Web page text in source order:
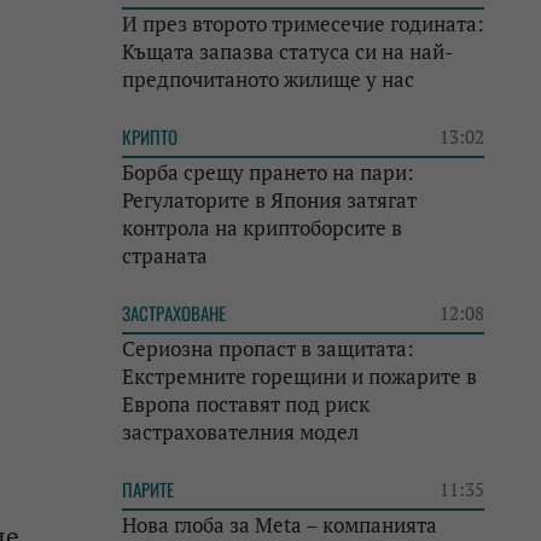
И през второто тримесечие годината:
Къщата запазва статуса си на най-
предпочитаното жилище у нас
КРИПТО 13:02
Борба срещу прането на пари:
Регулаторите в Япония затягат
контрола на криптоборсите в
страната
ЗАСТРАХОВАНЕ 12:08
Сериозна пропаст в защитата:
Екстремните горещини и пожарите в
Европа поставят под риск
застрахователния модел
ПАРИТЕ 11:35
Нова глоба за Meta – компанията